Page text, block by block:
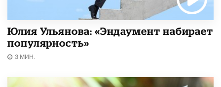
Юлия Ульянова: «Эндаумент набирает
популярность»
3 МИН.